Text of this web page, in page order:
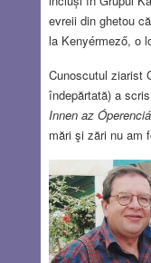
evreii din ghetou
la Kenyérmező, o
Cunoscutul ziarist
îndepărtată) a
Innen az
mări şi zări nu am